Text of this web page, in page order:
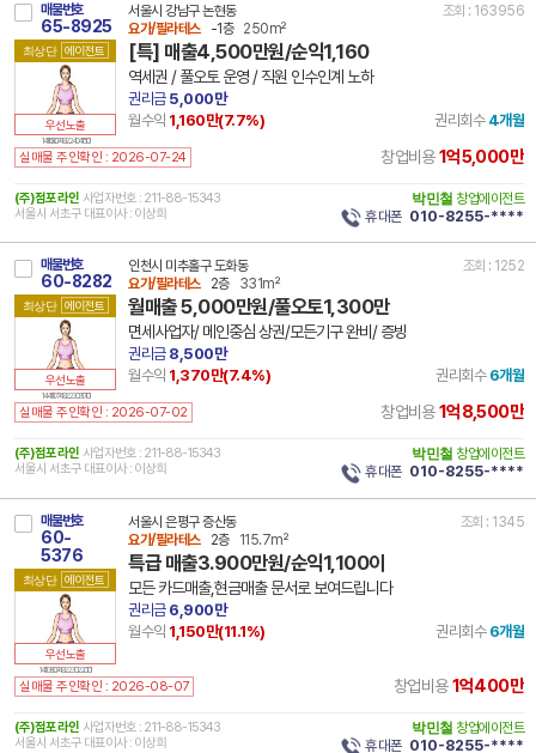
매물번호
65-8925
최상단 에이전트
우선노출
14 11680 7492 240415 101
서울시 강남구 논현동
조회 : 163956
요가/필라테스
-1층 250m²
[특] 매출4,500만원/순익1,160
역세권 / 풀오토 운영 / 직원 인수인계 노하
권리금5,000만
월수익 1,160만(7.7%) 권리회수 4개월
실매물 주인확인 : 2026-07-24 창업비용1억5,000만
(주)점포라인 사업자번호 : 211-88-15343
서울시 서초구 대표이사 : 이상희
박민철 창업에이전트
휴대폰 010-8255-****
매물번호
60-8282
최상단 에이전트
우선노출
14 41117 7492 230317 101
인천시 미추홀구 도화동
조회 : 1252
요가/필라테스
2층 331m²
월매출 5,000만원/풀오토1,300만
면세사업자/ 메인중심 상권/모든기구 완비/ 증빙
권리금8,500만
월수익 1,370만(7.4%) 권리회수 6개월
실매물 주인확인 : 2026-07-02 창업비용1억8,500만
(주)점포라인 사업자번호 : 211-88-15343
서울시 서초구 대표이사 : 이상희
박민철 창업에이전트
휴대폰 010-8255-****
매물번호
60-
5376
최상단 에이전트
우선노출
14 11380 7492 230220 101
서울시 은평구 증산동
조회 : 1345
요가/필라테스
2층 115.7m²
특급 매출3.900만원/순익1,100이
모든 카드매출,현금매출 문서로 보여드립니다
권리금6,900만
월수익 1,150만(11.1%) 권리회수 6개월
실매물 주인확인 : 2026-08-07 창업비용1억400만
(주)점포라인 사업자번호 : 211-88-15343
서울시 서초구 대표이사 : 이상희
박민철 창업에이전트
휴대폰 010-8255-****